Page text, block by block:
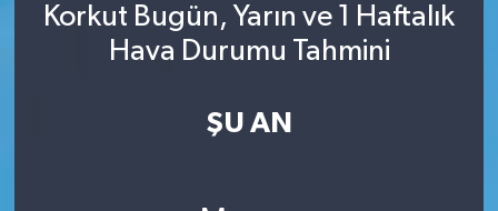
Korkut Bugün, Yarın ve 1 Haftalık
Hava Durumu Tahmini
ŞU AN
Son Dakika Haberleri